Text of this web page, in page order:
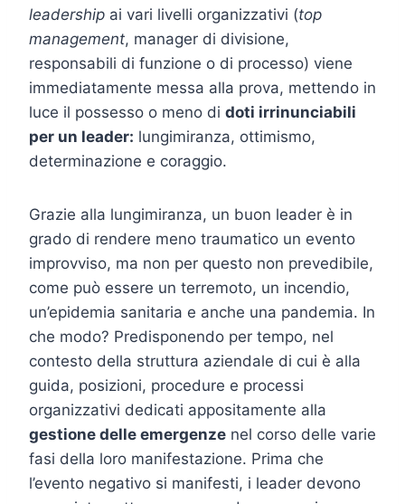
leadership ai vari livelli organizzativi (top
management, manager di divisione,
responsabili di funzione o di processo) viene
immediatamente messa alla prova, mettendo in
luce il possesso o meno di doti irrinunciabili
per un leader: lungimiranza, ottimismo,
determinazione e coraggio.
Grazie alla lungimiranza, un buon leader è in
grado di rendere meno traumatico un evento
improvviso, ma non per questo non prevedibile,
come può essere un terremoto, un incendio,
un’epidemia sanitaria e anche una pandemia. In
che modo? Predisponendo per tempo, nel
contesto della struttura aziendale di cui è alla
guida, posizioni, procedure e processi
organizzativi dedicati appositamente alla
gestione delle emergenze nel corso delle varie
fasi della loro manifestazione. Prima che
l’evento negativo si manifesti, i leader devono